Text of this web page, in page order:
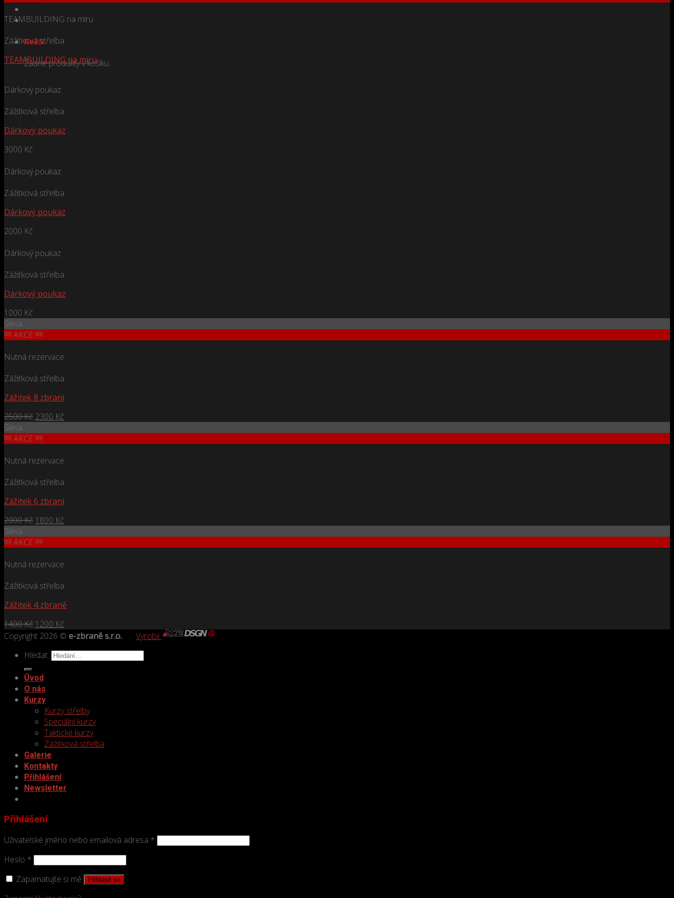
Košík
Žádné produkty v košíku.
TEAMBUILDING na míru
Zážitková střelba
TEAMBUILDING na míru
Dárkový poukaz
Zážitková střelba
Dárkový poukaz
3000 Kč
Dárkový poukaz
Zážitková střelba
Dárkový poukaz
2000 Kč
Dárkový poukaz
Zážitková střelba
Dárkový poukaz
1000 Kč
Sleva
!!!!! AKCE !!!!!
Nutná rezervace
Zážitková střelba
Zážitek 8 zbraní
2500Kč 2300 Kč
Sleva
!!!!! AKCE !!!!!
Nutná rezervace
Zážitková střelba
Zážitek 6 zbraní
2000Kč 1800 Kč
Sleva
!!!!! AKCE !!!!!
Nutná rezervace
Zážitková střelba
Zážitek 4 zbraně
1400Kč 1200 Kč
Copyright 2026 © e-zbraně s.r.o.
Vyrobil
Hledat:
Úvod
O nás
Kurzy
Kurzy střelby
Speciální kurzy
Taktické kurzy
Zážitková střelba
Galerie
Kontakty
Přihlášení
Newsletter
Přihlášení
Uživatelské jméno nebo emailová adresa *
Heslo *
Zapamatujte si mě
Přihlásit se